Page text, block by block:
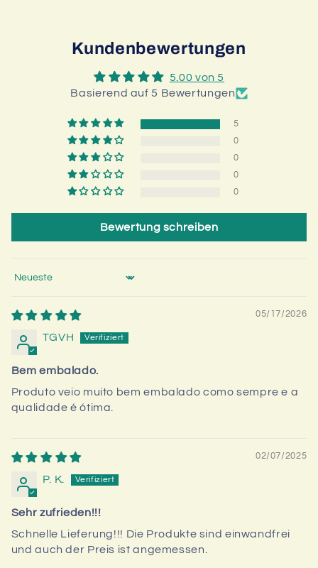
Kundenbewertungen
5.00 von 5
Basierend auf 5 Bewertungen
5
0
0
0
0
Bewertung schreiben
Sort by
05/17/2026
TGVH
Bem embalado.
Produto veio muito bem embalado como sempre e a
qualidade é ótima.
02/07/2025
P. K.
Sehr zufrieden!!!
Schnelle Lieferung!!! Die Produkte sind einwandfrei
und auch der Preis ist angemessen.